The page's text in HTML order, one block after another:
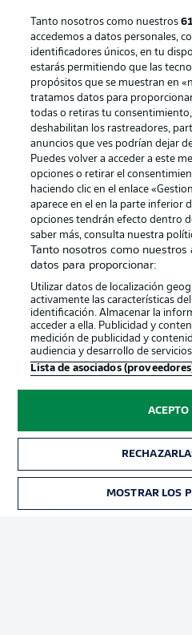
Football as it's
Official Partners
Gestionar las preferencias
Tanto nosotros como nuestros
accedemos a datos personales,
identificadores únicos, en tu
estarás permitiendo que las
propósitos que se muestran en
tratamos datos para
todas o retiras tu consentimiento,
deshabilitan los rastreadores,
anuncios que ves podrían dejar
Puedes volver a acceder a este
opciones o retirar el
haciendo clic en el enlace
aparece en el en la parte inferior
opciones tendrán efecto dentro
saber más, consulta nuestra
Tanto nosotros como
datos para proporcionar:
Utilizar datos de localización
activamente las características
identificación. Almacenar la
acceder a ella. Publicidad y
medición de publicidad y
audiencia y desarrollo de
Lista de asociados
ACEPTO
MOSTRAR LOS